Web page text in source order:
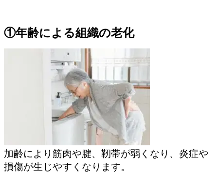
①年齢による組織の老化
加齢により筋肉や腱、靭帯が弱くなり、炎症や
損傷が生じやすくなります。